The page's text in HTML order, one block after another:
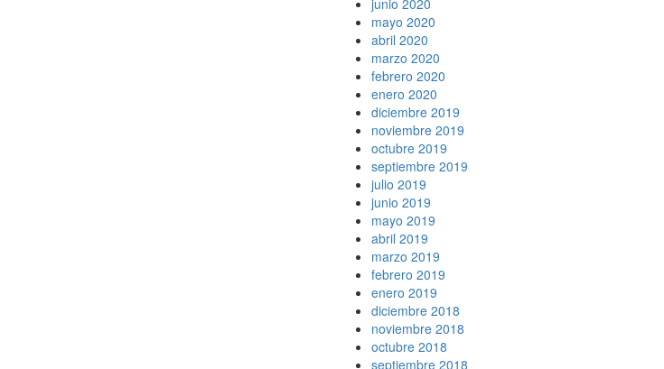
junio 2020
mayo 2020
abril 2020
marzo 2020
febrero 2020
enero 2020
diciembre 2019
noviembre 2019
octubre 2019
septiembre 2019
julio 2019
junio 2019
mayo 2019
abril 2019
marzo 2019
febrero 2019
enero 2019
diciembre 2018
noviembre 2018
octubre 2018
septiembre 2018